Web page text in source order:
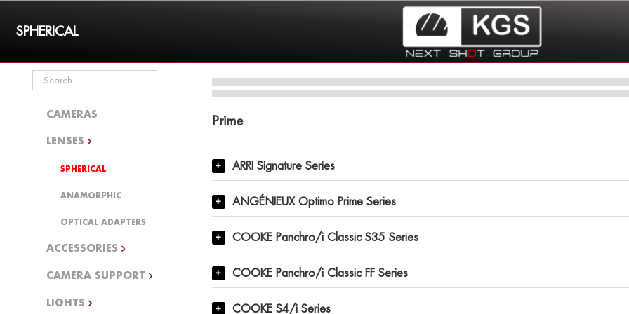
contentSPHERICAL
Prime
ARRI Signature Series
ANGÉNIEUX Optimo Prime Series
COOKE Panchro/i Classic S35 Series
COOKE Panchro/i Classic FF Series
COOKE S4/i Series
Search
for:
CAMERAS
LENSES
SPHERICAL
ANAMORPHIC
OPTICAL ADAPTERS
ACCESSORIES
CAMERA SUPPORT
LIGHTS